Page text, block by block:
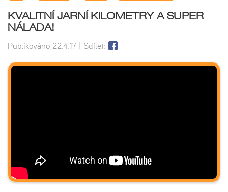
KVALITNÍ JARNÍ KILOMETRY A SUPER
NÁLADA!
Publikováno 22.4.17 | Sdílet: